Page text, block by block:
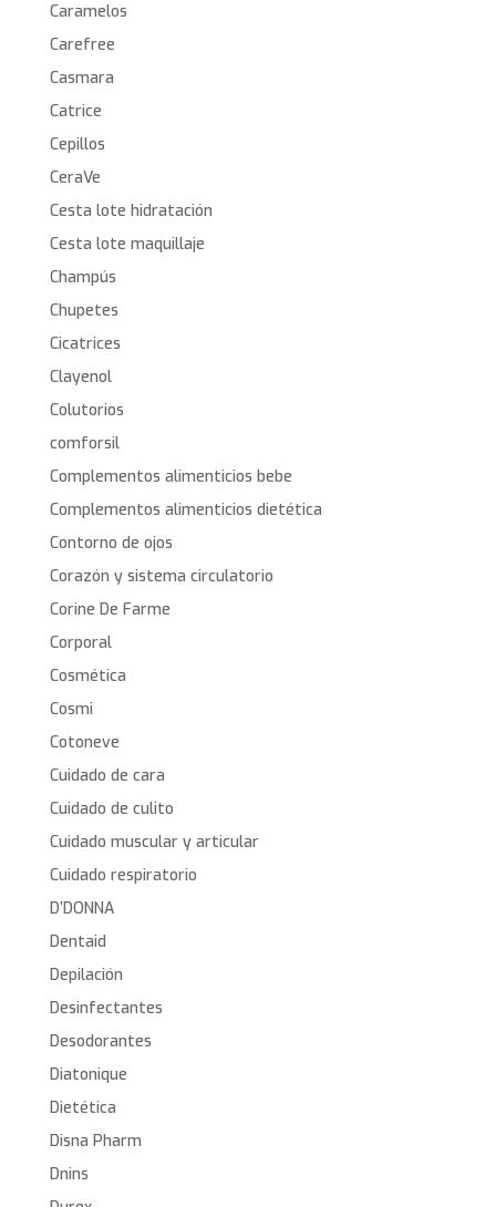
Caramelos
Carefree
Casmara
Catrice
Cepillos
CeraVe
Cesta lote hidratación
Cesta lote maquillaje
Champús
Chupetes
Cicatrices
Clayenol
Colutorios
comforsil
Complementos alimenticios bebe
Complementos alimenticios dietética
Contorno de ojos
Corazón y sistema circulatorio
Corine De Farme
Corporal
Cosmética
Cosmi
Cotoneve
Cuidado de cara
Cuidado de culito
Cuidado muscular y articular
Cuidado respiratorio
D’DONNA
Dentaid
Depilación
Desinfectantes
Desodorantes
Diatonique
Dietética
Disna Pharm
Dnins